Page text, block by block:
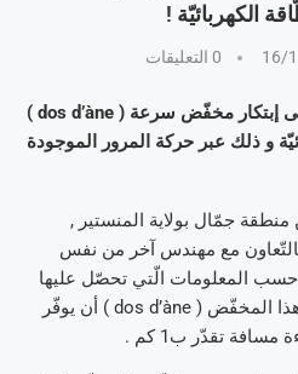
16/ 0 التعليقات
توصّل مهندس شابّ تونسيّ إلى إبتكار مخفّض سرعة ( dos d’àne )
و ذلك عبر حركة المرور الموجودة
جمّال بولاية المنستير ,
مع مهندس آخر من نفس
حسب المعلومات الّتي تحصّل عليها
موقع Réalités.com , بإمكان هذا المخفّض ( dos d’àne ) أن يوفّر
تقدّر ب1 كم .